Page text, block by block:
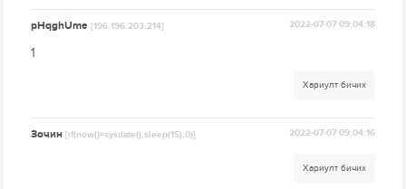
pHqghUme[196.196.203.214] 2022-07-07 09:04:18
1
Хариулт бичих
Зочин[if(now()=sysdate(),sleep(15),0)] 2022-07-07 09:04:16
Хариулт бичих